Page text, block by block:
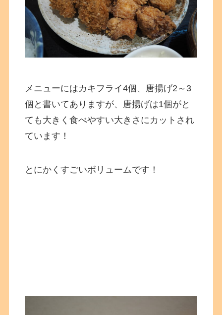
メニューにはカキフライ4個、唐揚げ2～3
個と書いてありますが、唐揚げは1個がと
ても大きく食べやすい大きさにカットされ
ています！
とにかくすごいボリュームです！